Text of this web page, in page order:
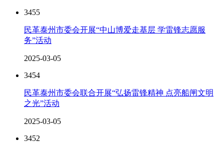
3455
民革泰州市委会开展“中山博爱走基层 学雷锋志愿服
务”活动
2025-03-05
3454
民革泰州市委会联合开展“弘扬雷锋精神 点亮船闸文明
之光”活动
2025-03-05
3452